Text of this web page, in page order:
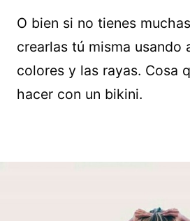
O bien si no tienes
crearlas tú misma usando
colores y las rayas. Cosa
hacer con un bikini.